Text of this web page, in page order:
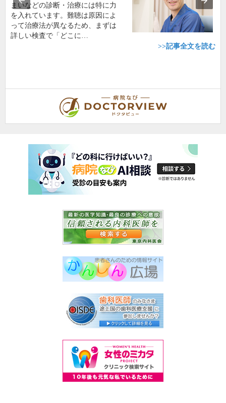
まいなどの診断・治療には特に力
を入れています。難聴は原因によ
って治療法が異なるため、まずは
詳しい検査で「どこに…
>>記事全文を読む